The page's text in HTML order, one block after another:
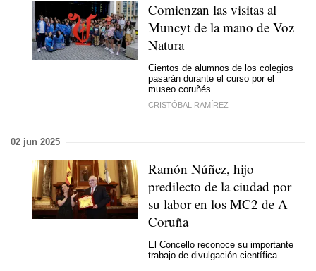
Comienzan las visitas al
Muncyt de la mano de Voz
Natura
Cientos de alumnos de los colegios
pasarán durante el curso por el
museo coruñés
CRISTÓBAL RAMÍREZ
02 jun 2025
Ramón Núñez, hijo
predilecto de la ciudad por
su labor en los MC2 de A
Coruña
El Concello reconoce su importante
trabajo de divulgación científica